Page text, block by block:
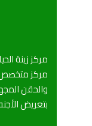
مركز زينة
مركز متخصص
والحقن
بتعريض